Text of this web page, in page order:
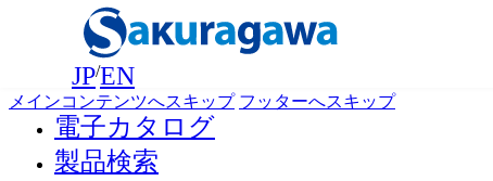
メインコンテンツへスキップ フッターへスキップ
JP/EN
電子カタログ
製品検索